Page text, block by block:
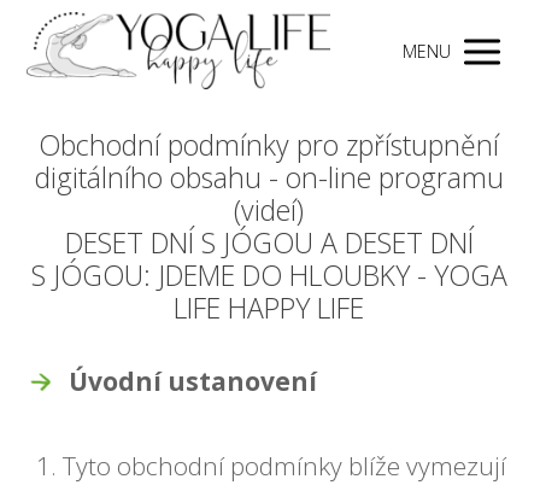
MENU
Obchodní podmínky pro zpřístupnění
digitálního obsahu - on-line programu
(videí)
DESET DNÍ S JÓGOU A DESET DNÍ
S JÓGOU: JDEME DO HLOUBKY - YOGA
LIFE HAPPY LIFE
Úvodní ustanovení
Tyto obchodní podmínky blíže vymezují